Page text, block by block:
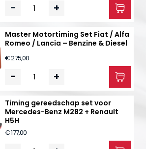
- +
Master Motortiming Set Fiat / Alfa
Romeo / Lancia – Benzine & Diesel
€ 275,00
- +
Timing gereedschap set voor
Mercedes-Benz M282 + Renault
H5H
€ 177,00